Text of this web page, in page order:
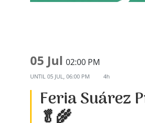
05 Jul 02:00 PM
UNTIL 05 JUL, 06:00 PM 4h
Feria Suárez